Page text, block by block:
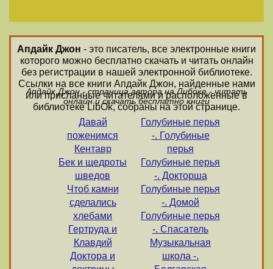
Апдайк Джон - это писатель, все электронные книги
которого можно бесплатно скачать и читать онлайн
без регистрации в нашей электронной библиотеке.
Ссылки на все книги Апдайк Джон, найденные нами
или присланные читателями и расположенные в
библиотеке LibOk, собраны на этой странице.
Апдайк Джон - страница автора на Либоке - читать
онлайн и скачать бесплатно книги
Давай
поженимся
Кентавр
Бек и щедроты
шведов
Чтоб камни
сделались
хлебами
Гертруда и
Клавдий
Доктора и
Голубиные перья
-. Голубиные
перья
Голубиные перья
-. Докторша
Голубиные перья
-. Домой
Голубиные перья
-. Спасатель
Музыкальная
школа -.